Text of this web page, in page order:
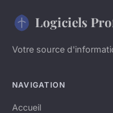
Logiciels
Votre source
NAVIGATION
Accueil